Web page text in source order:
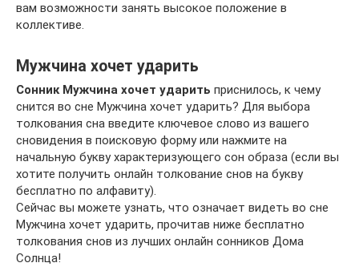
вам возможности занять высокое положение в
коллективе.
Мужчина хочет ударить
Сонник Мужчина хочет ударить приснилось, к чему
снится во сне Мужчина хочет ударить? Для выбора
толкования сна введите ключевое слово из вашего
сновидения в поисковую форму или нажмите на
начальную букву характеризующего сон образа (если вы
хотите получить онлайн толкование снов на букву
бесплатно по алфавиту).
Сейчас вы можете узнать, что означает видеть во сне
Мужчина хочет ударить, прочитав ниже бесплатно
толкования снов из лучших онлайн сонников Дома
Солнца!